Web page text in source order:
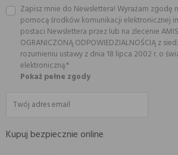
Zapisz mnie do Newslettera! Wyrażam zgodę
pomocą środków komunikacji elektronicznej
postaci Newslettera przez lub na zlecenie
OGRANICZONĄ ODPOWIEDZIALNOŚCIĄ z
rozumieniu ustawy z dnia 18 lipca 2002 r. o
elektroniczną.*
Pokaż pełne zgody
Kupuj bezpiecznie online